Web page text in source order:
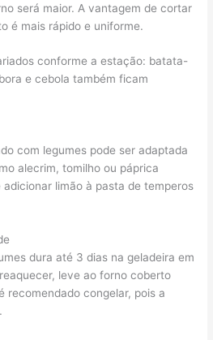
será maior. A vantagem de cortar
é mais rápido e uniforme.
conforme a estação: batata-
e cebola também ficam
com legumes pode ser adaptada
alecrim, tomilho ou páprica
limão à pasta de temperos
dura até 3 dias na geladeira em
leve ao forno coberto
recomendado congelar, pois a